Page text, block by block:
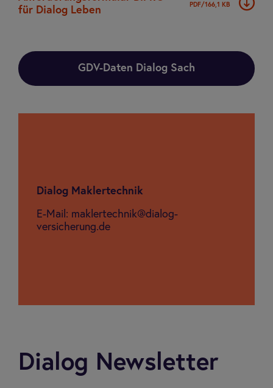
für Dia­log Leben
PDF/166,1 KB
GDV-Daten Dialog Sach
Dia­log Mak­ler­tech­nik
E-Mail: maklertechnik@dialog-
versicherung.de
Dialog Newsletter